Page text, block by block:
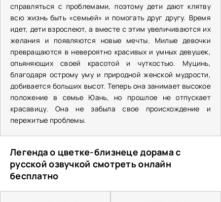
справляться с проблемами, поэтому дети дают клятву
всю жизнь быть «семьей» и помогать друг другу. Время
идет, дети взрослеют, а вместе с этим увеличиваются их
желания и появляются новые мечты. Милые девочки
превращаются в невероятно красивых и умных девушек,
опьяняющих своей красотой и чуткостью. Муцинь,
благодаря острому уму и природной женской мудрости,
добивается больших высот. Теперь она занимает высокое
положение в семье Юань, но прошлое не отпускает
красавицу. Она не забыла свое происхождение и
пережитые проблемы.
Легенда о цветке-близнеце дорама с
русской озвучкой смотреть онлайн
бесплатно